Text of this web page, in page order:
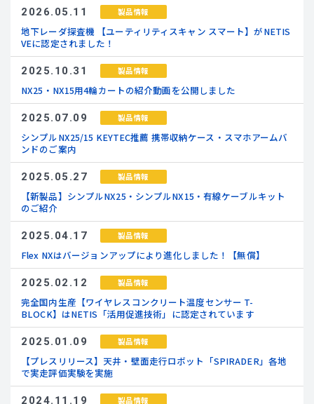
2026.05.11 製品情報
地下レーダ探査機 【ユーティリティスキャン スマート】がNETIS
VEに認定されました！
2025.10.31 製品情報
NX25・NX15用4輪カートの紹介動画を公開しました
2025.07.09 製品情報
シンプルNX25/15 KEYTEC推薦 携帯収納ケース・スマホアームバ
ンドのご案内
2025.05.27 製品情報
【新製品】シンプルNX25・シンプルNX15・有線ケーブルキット
のご紹介
2025.04.17 製品情報
Flex NXはバージョンアップにより進化しました！【無償】
2025.02.12 製品情報
完全国内生産【ワイヤレスコンクリート温度センサー T-
BLOCK】はNETIS「活用促進技術」に認定されています
2025.01.09 製品情報
【プレスリリース】天井・壁面走行ロボット「SPIRADER」各地
で実走評価実験を実施
2024.11.19 製品情報